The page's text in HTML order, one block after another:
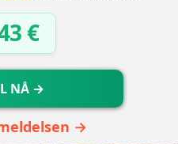
€
NÅ →
→